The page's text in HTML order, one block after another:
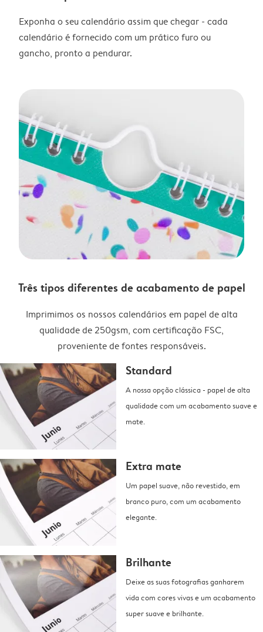
Exponha o seu calendário assim que chegar - cada
calendário é fornecido com um prático furo ou
gancho, pronto a pendurar.
Três tipos diferentes de acabamento de papel
Imprimimos os nossos calendários em papel de alta
qualidade de 250gsm, com certificação FSC,
proveniente de fontes responsáveis.
Standard
A nossa opção clássica - papel de alta
qualidade com um acabamento suave e
mate.
Extra mate
Um papel suave, não revestido, em
branco puro, com um acabamento
elegante.
Brilhante
Deixe as suas fotografias ganharem
vida com cores vivas e um acabamento
super suave e brilhante.